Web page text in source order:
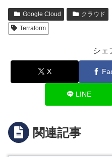
Google Cloud クラウド
Terraform
シェ
X
LINE
関連記事